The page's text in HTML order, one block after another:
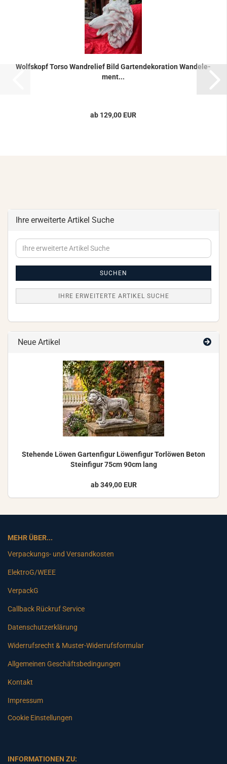
Wolfs­kopf Torso Wand­re­li­ef Bild Gar­ten­de­ko­ra­ti­on Wand­ele­
ment...
ab 129,00 EUR
Ihre erweiterte Artikel Suche
Ihre
erweiterte
SUCHEN
IHRE ERWEITERTE ARTIKEL SUCHE
Neue Artikel
Ste­hen­de Löwen Gar­ten­fi­gur Lö­wen­fi­gur Tor­lö­wen Beton
Stein­fi­gur 75cm 90cm lang
ab 349,00 EUR
MEHR ÜBER...
Verpackungs- und Versandkosten
ElektroG/WEEE
VerpackG
Callback Rückruf Service
Datenschutzerklärung
Widerrufsrecht & Muster-Widerrufsformular
Allgemeinen Geschäftsbedingungen
Kontakt
Impressum
Cookie Einstellungen
INFORMATIONEN ZU: